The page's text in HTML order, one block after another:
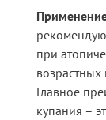
при
возрастных
Главное
купания –